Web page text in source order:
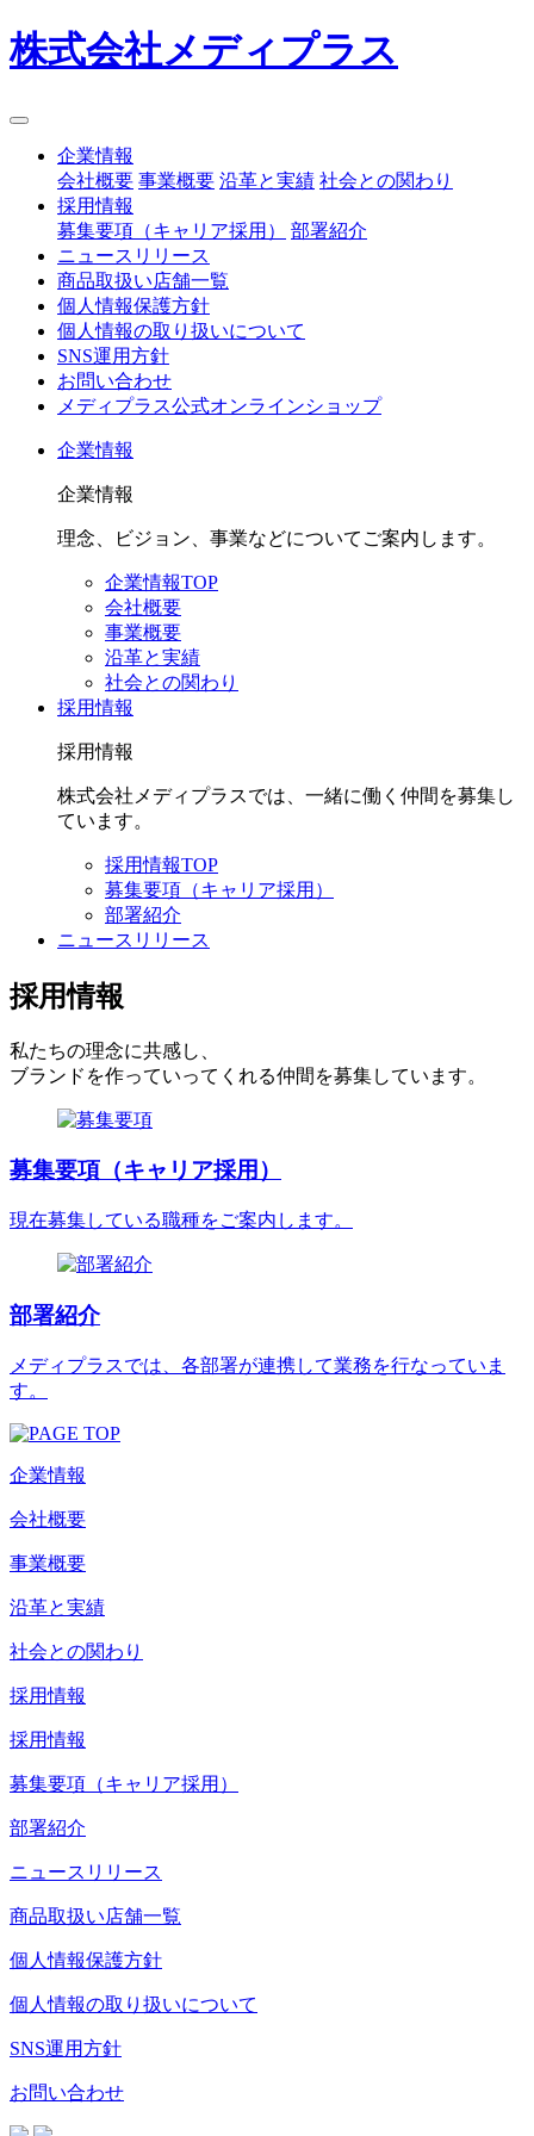
株式会社メディプラス
企業情報
会社概要 事業概要 沿革と実績 社会との関わり
採用情報
募集要項（キャリア採用）
部署紹介
ニュースリリース
商品取扱い店舗一覧
個人情報保護方針
個人情報の取り扱いについて
SNS運用方針
お問い合わせ
メディプラス公式オンラインショップ
企業情報
企業情報
理念、ビジョン、事業などについてご案内します。
企業情報TOP
会社概要
事業概要
沿革と実績
社会との関わり
採用情報
採用情報
株式会社メディプラスでは、一緒に働く仲間を募集し
ています。
採用情報TOP
募集要項（キャリア採用）
部署紹介
ニュースリリース
採用情報
私たちの理念に共感し、
ブランドを作っていってくれる仲間を募集しています。
募集要項（キャリア採用）
現在募集している職種をご案内します。
部署紹介
メディプラスでは、各部署が連携して業務を行なっていま
す。
企業情報
会社概要
事業概要
沿革と実績
社会との関わり
採用情報
採用情報
募集要項（キャリア採用）
部署紹介
ニュースリリース
商品取扱い店舗一覧
個人情報保護方針
個人情報の取り扱いについて
SNS運用方針
お問い合わせ